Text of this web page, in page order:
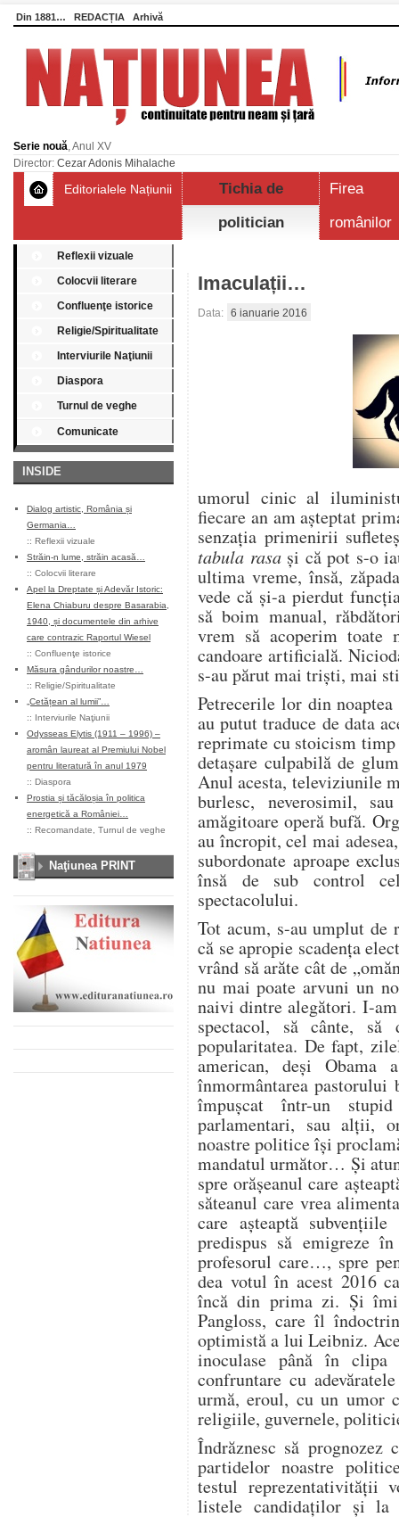
Din 1881… REDACȚIA Arhivă
Serie nouă, Anul XV
Director: Cezar Adonis Mihalache
Editorialele Națiunii
Tichia de
politician
Firea
românilor
Reflexii vizuale
Colocvii literare
Confluenţe istorice
Religie/Spiritualitate
Interviurile Naţiunii
Diaspora
Turnul de veghe
Comunicate
INSIDE
Dialog artistic, România și
Germania…
:: Reflexii vizuale
Străin-n lume, străin acasă…
:: Colocvii literare
Apel la Dreptate și Adevăr Istoric:
Elena Chiaburu despre Basarabia,
1940, și documentele din arhive
care contrazic Raportul Wiesel
:: Confluenţe istorice
Măsura gândurilor noastre…
:: Religie/Spiritualitate
„Cetățean al lumii”…
:: Interviurile Naţiunii
Odysseas Elytis (1911 – 1996) –
aromân laureat al Premiului Nobel
pentru literatură în anul 1979
:: Diaspora
Prostia și tăcăloșia în politica
energetică a României…
:: Recomandate Turnul de veghe
Naţiunea PRINT
Imaculații…
Data: 6 ianuarie 2016
umorul cinic al
fiecare an am așteptat
senzația primenirii
tabula rasași că pot s-o
ultima vreme, însă,
vede că și-a pierdut
să boim manual,
vrem să acoperim
candoare artificială.
s-au părut mai triști, mai
Petrecerile lor din
au putut traduce de data
reprimate cu stoicism
detașare culpabilă de
Anul acesta, televiziunile
burlesc, neverosimil,
amăgitoare operă bufă.
au încropit, cel mai
subordonate aproape
însă de sub control
spectacolului.
Tot acum, s-au umplut
că se apropie scadența
vrând să arăte cât de
nu mai poate arvuni un
naivi dintre alegători. I-
spectacol, să cânte, să
popularitatea. De fapt,
american, deși
înmormântarea
împușcat într-un
parlamentari, sau alții,
noastre politice își
mandatul următor… Și
spre orășeanul care
săteanul care vrea
care așteaptă
predispus să emigreze
profesorul care…, spre
dea votul în acest 2016
încă din prima zi. Și
Pangloss, care îl
optimistă a lui Leibniz.
inoculase până în
confruntare cu
urmă, eroul, cu un umor
religiile, guvernele,
Îndrăznesc să
partidelor noastre
testul reprezentativității
listele candidaților și la